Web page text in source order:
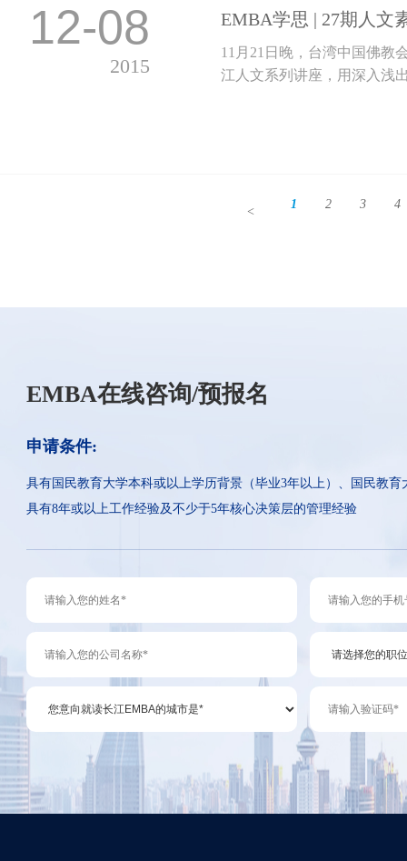
12-08
2015
EMBA学思 | 27期人文
11月21日晚，台湾中国佛教
江人文系列讲座，用深入浅
<
1 2 3 4
EMBA在线咨询/预报名
申请条件:
具有国民教育大学本科或以上学历背景（毕业3年以上）、国民教
具有8年或以上工作经验及不少于5年核心决策层的管理经验